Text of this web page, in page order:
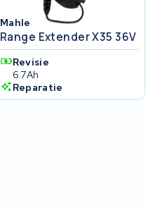
Mahle
Range Extender X35 36V
Revisie
6.7Ah
Reparatie